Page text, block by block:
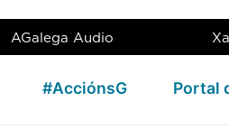
AGalega Audio
#AcciónsG Portal